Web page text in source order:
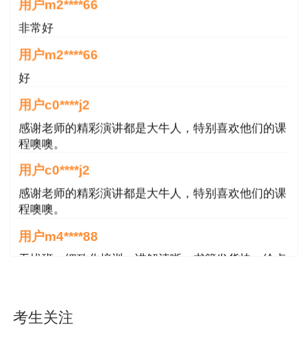
用户m2****66
好
用户c0****j2
感谢老师的精彩演讲都是大牛人，特别喜欢他们的课
程噢噢。
用户c0****j2
感谢老师的精彩演讲都是大牛人，特别喜欢他们的课
程噢噢。
用户m4****88
无忧班，细致化培训，讲解清晰，书籍发货快，给点
赞。
用户m6****66
门外汗都能听懂
考生关注